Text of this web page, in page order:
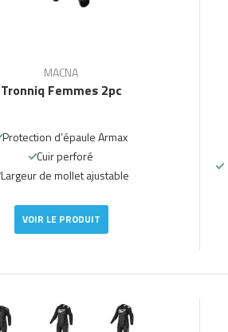
MACNA
Tronniq Femmes 2pc
Protection d’épaule Armax
Cuir perforé
Largeur de mollet ajustable
VOIR LE PRODUIT